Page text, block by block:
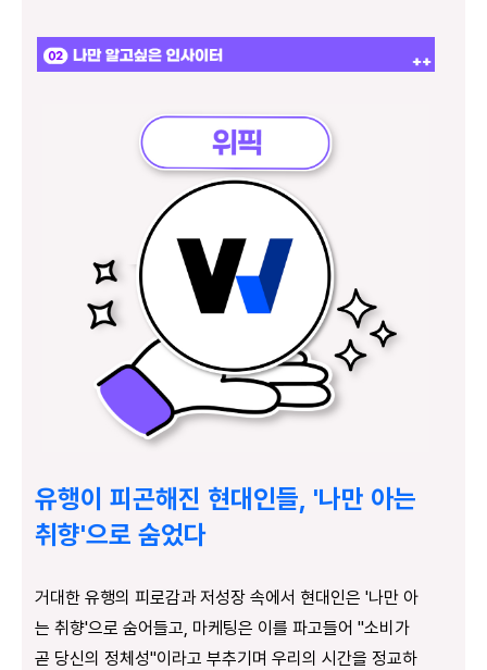
유행이 피곤해진 현대인들, '나만 아는
취향'으로 숨었다
거대한 유행의 피로감과 저성장 속에서 현대인은 '나만 아
는 취향'으로 숨어들고, 마케팅은 이를 파고들어 "소비가
곧 당신의 정체성"이라고 부추기며 우리의 시간을 정교하